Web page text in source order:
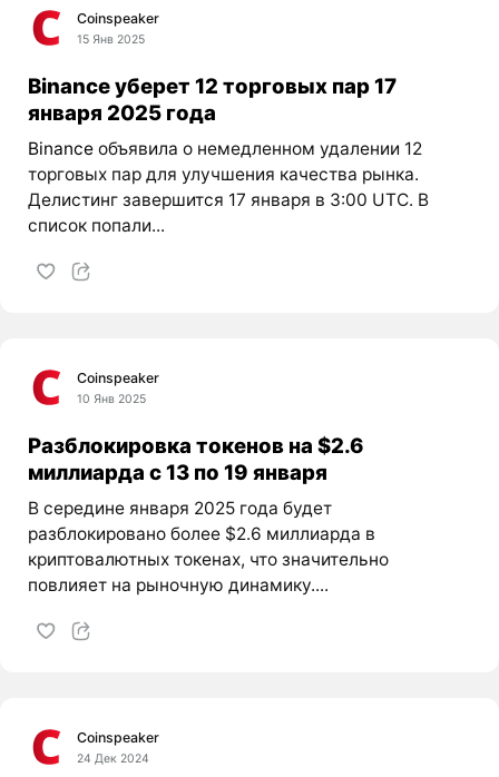
Coinspeaker
15 Янв 2025
Binance уберет 12 торговых пар 17
января 2025 года
Binanceобъявила о немедленном удалении 12
торговых пар для улучшения качества рынка.
Делистинг завершится 17 января в 3:00 UTC. В
список попали...
Coinspeaker
10 Янв 2025
Разблокировка токенов на $2.6
миллиарда с 13 по 19 января
В середине января 2025 года будет
разблокировано более $2.6 миллиарда в
криптовалютных токенах, что значительно
повлияет на рыночную динамику....
Coinspeaker
24 Дек 2024